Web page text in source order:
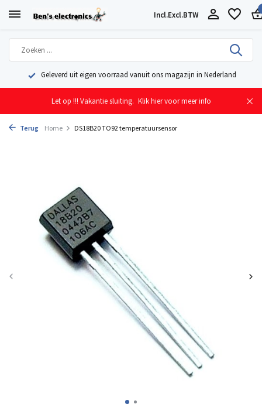
Incl.Excl.BTW
Geleverd uit eigen voorraad vanuit ons magazijn in Nederland
Let op !!! Vakantie sluiting. Klik hier voor meer info
Terug Home DS18B20 TO92 temperatuursensor